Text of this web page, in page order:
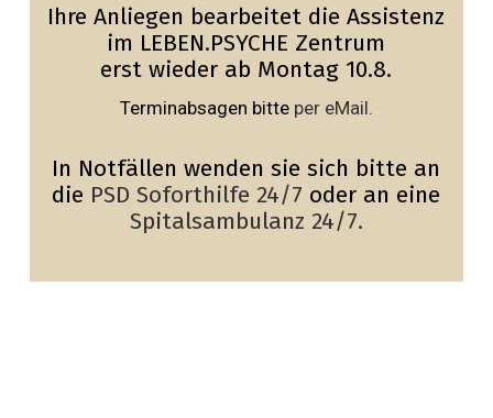
Ihre Anliegen bearbeitet die Assistenz
im LEBEN.PSYCHE Zentrum
erst wieder ab Montag 10.8.
Terminabsagen bitteper eMail.
In Notfällen wenden sie sich bitte an
die PSD Soforthilfe 24/7 oder an eine
Spitalsambulanz 24/7.